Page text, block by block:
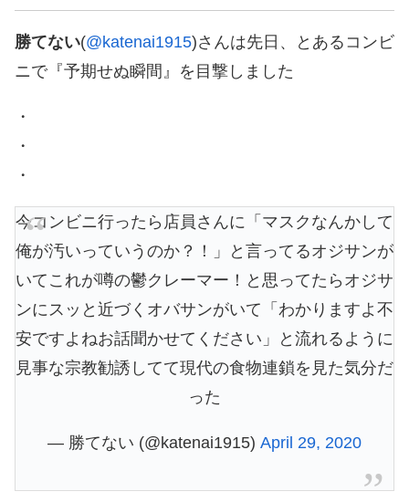
勝てない(@katenai1915)さんは先日、とあるコンビ
ニで『予期せぬ瞬間』を目撃しました
・
・
・
今コンビニ行ったら店員さんに「マスクなんかして
俺が汚いっていうのか？！」と言ってるオジサンが
いてこれが噂の鬱クレーマー！と思ってたらオジサ
ンにスッと近づくオバサンがいて「わかりますよ不
安ですよねお話聞かせてください」と流れるように
見事な宗教勧誘してて現代の食物連鎖を見た気分だ
った
— 勝てない (@katenai1915) April 29, 2020